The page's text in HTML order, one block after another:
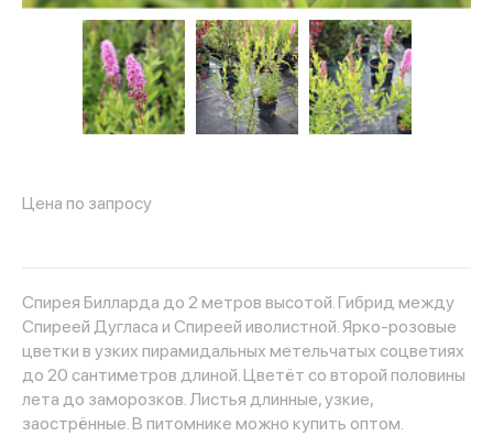
Цена по запросу
Спирея Билларда до 2 метров высотой. Гибрид между
Спиреей Дугласа и Спиреей иволистной. Ярко-розовые
цветки в узких пирамидальных метельчатых соцветиях
до 20 сантиметров длиной. Цветёт со второй половины
лета до заморозков. Листья длинные, узкие,
заострённые. В питомнике можно купить оптом.